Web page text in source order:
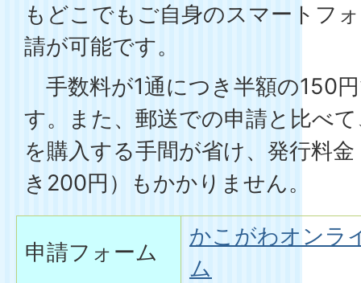
もどこでもご自身のスマートフ
請が可能です。
手数料が1通につき半額の150
す。また、郵送での申請と比べ
を購入する手間が省け、発行料
き200円）もかかりません。
申請フォーム
かこがわオンラ
ム